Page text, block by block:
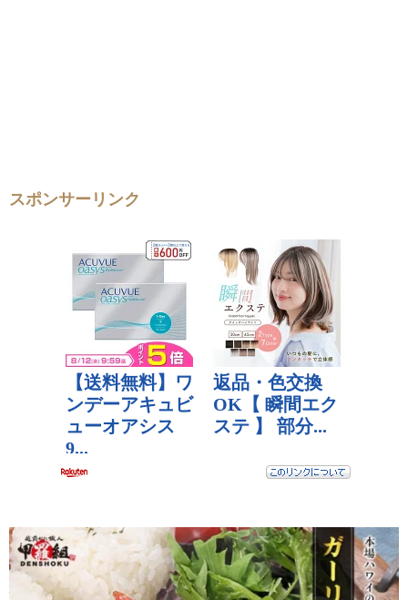
スポンサーリンク